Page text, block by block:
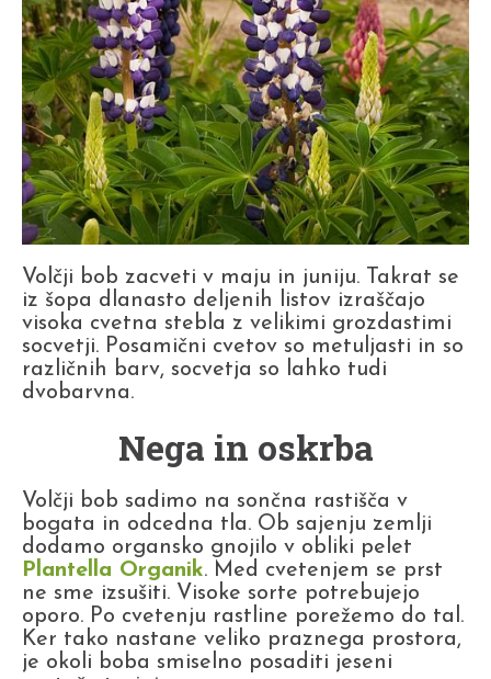
Volčji bob zacveti v maju in juniju. Takrat se
iz šopa dlanasto deljenih listov izraščajo
visoka cvetna stebla z velikimi grozdastimi
socvetji. Posamični cvetov so metuljasti in so
različnih barv, socvetja so lahko tudi
dvobarvna.
Nega in oskrba
Volčji bob sadimo na sončna rastišča v
bogata in odcedna tla. Ob sajenju zemlji
dodamo organsko gnojilo v obliki pelet
Plantella Organik. Med cvetenjem se prst
ne sme izsušiti. Visoke sorte potrebujejo
oporo. Po cvetenju rastline porežemo do tal.
Ker tako nastane veliko praznega prostora,
je okoli boba smiselno posaditi jeseni